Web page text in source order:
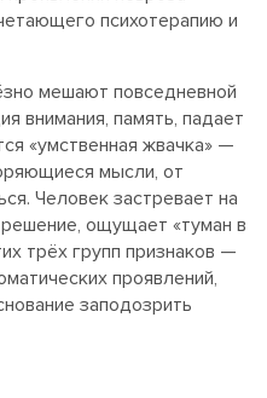
психотерапию и
мешают повседневной
внимания, память, падает
«умственная жвачка» —
мысли, от
Человек застревает на
ощущает «туман в
трёх групп признаков —
проявлений,
заподозрить